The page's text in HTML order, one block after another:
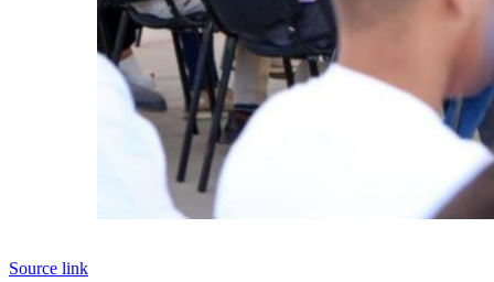
Source link